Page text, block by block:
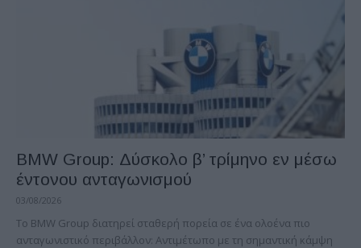
BMW Group: Δύσκολο β’ τρίμηνο εν μέσω
έντονου ανταγωνισμού
03/08/2026
Το BMW Group διατηρεί σταθερή πορεία σε ένα ολοένα πιο
ανταγωνιστικό περιβάλλον: Αντιμέτωπο με τη σημαντική κάμψη